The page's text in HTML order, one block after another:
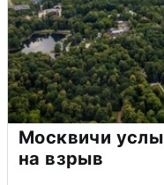
Москвичи
на взрыв